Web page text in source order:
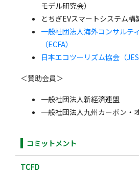
モデル研究会）
とちぎEVスマートシステム構
一般社団法人海外コンサルテ
（ECFA）
日本エコツーリズム協会（JES
＜賛助会員＞
一般社団法人新経済連盟
一般社団法人九州カーボン・
コミットメント
TCFD